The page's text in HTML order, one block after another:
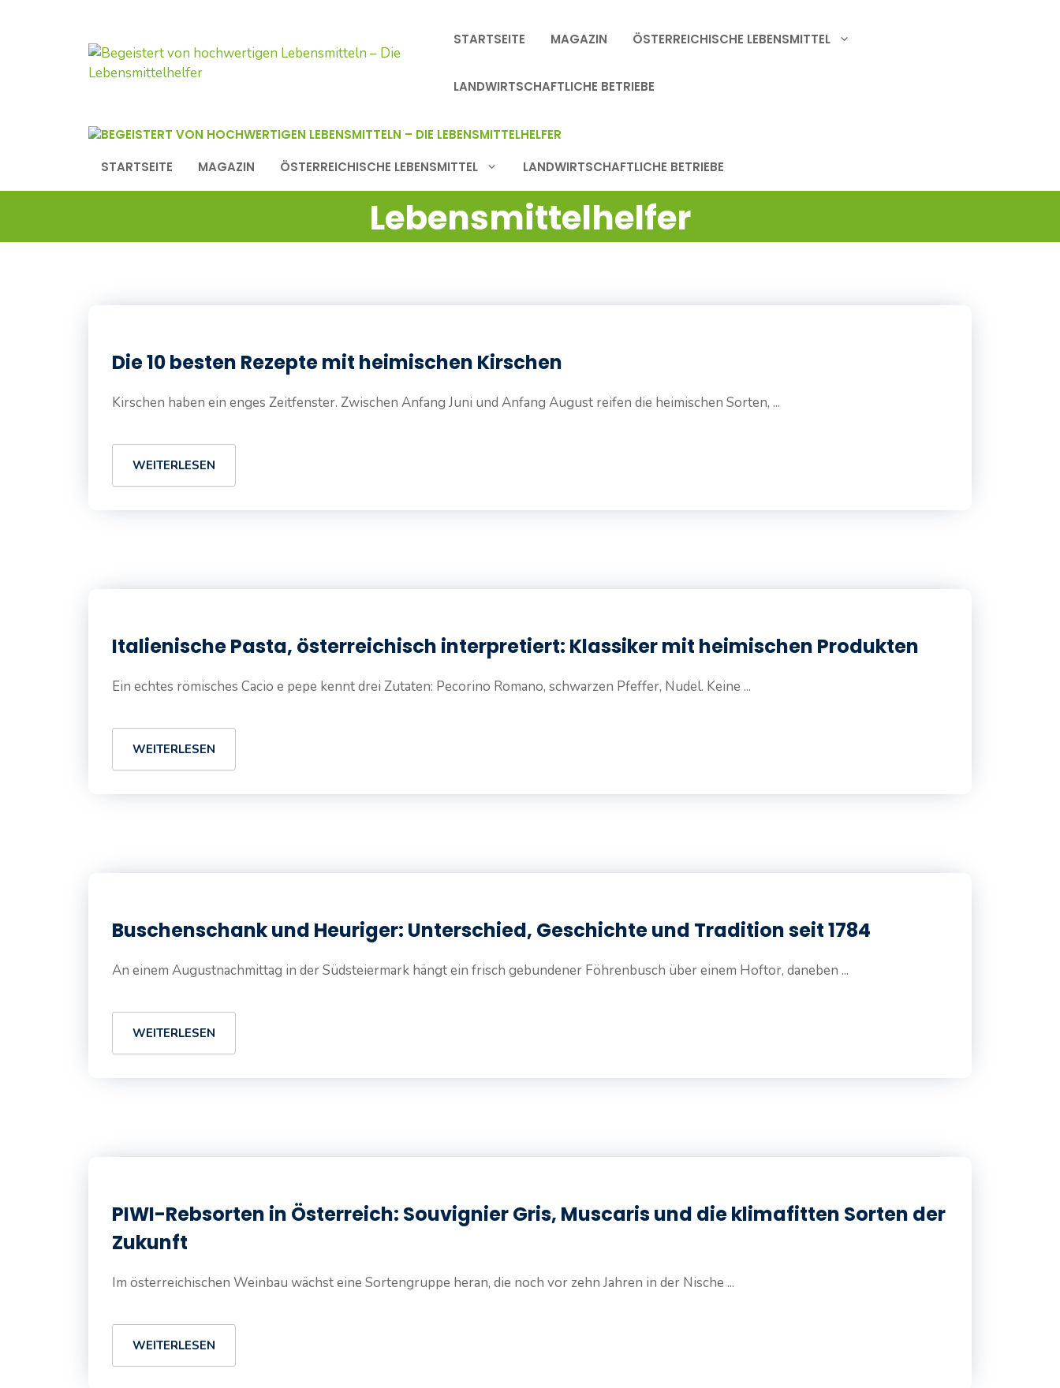
STARTSEITE MAGAZIN ÖSTERREICHISCHE LEBENSMITTEL
LANDWIRTSCHAFTLICHE BETRIEBE
STARTSEITE MAGAZIN ÖSTERREICHISCHE LEBENSMITTEL LANDWIRTSCHAFTLICHE BETRIEBE
Lebensmittelhelfer
Die 10 besten Rezepte mit heimischen Kirschen
Kirschen haben ein enges Zeitfenster. Zwischen Anfang Juni und Anfang August reifen die heimischen Sorten, ...
WEITERLESEN
Italienische Pasta, österreichisch interpretiert: Klassiker mit heimischen Produkten
Ein echtes römisches Cacio e pepe kennt drei Zutaten: Pecorino Romano, schwarzen Pfeffer, Nudel. Keine ...
WEITERLESEN
Buschenschank und Heuriger: Unterschied, Geschichte und Tradition seit 1784
An einem Augustnachmittag in der Südsteiermark hängt ein frisch gebundener Föhrenbusch über einem Hoftor, daneben ...
WEITERLESEN
PIWI-Rebsorten in Österreich: Souvignier Gris, Muscaris und die klimafitten Sorten der
Zukunft
Im österreichischen Weinbau wächst eine Sortengruppe heran, die noch vor zehn Jahren in der Nische ...
WEITERLESEN